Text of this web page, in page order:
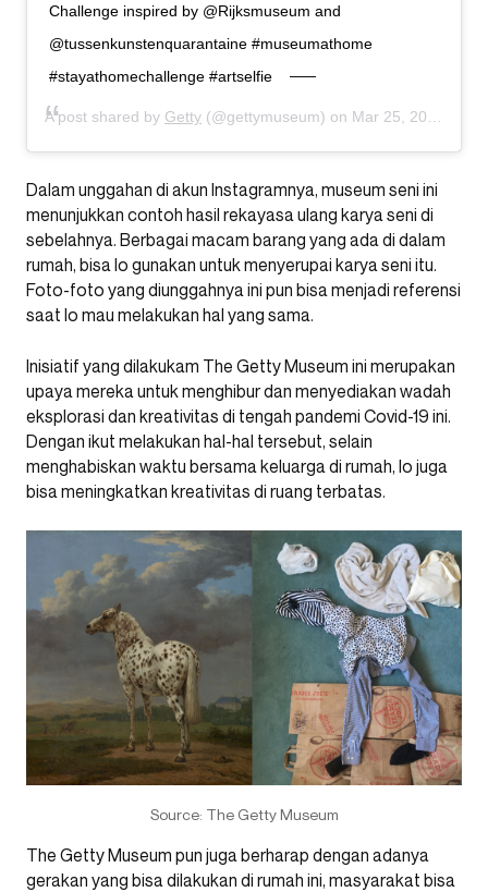
Challenge inspired by @Rijksmuseum and
@tussenkunstenquarantaine #museumathome
#stayathomechallenge #artselfie
A post shared by Getty (@gettymuseum) on Mar 25, 2020 at 9:26am PDT
Dalam unggahan di akun Instagramnya, museum seni ini
menunjukkan contoh hasil rekayasa ulang karya seni di
sebelahnya. Berbagai macam barang yang ada di dalam
rumah, bisa lo gunakan untuk menyerupai karya seni itu.
Foto-foto yang diunggahnya ini pun bisa menjadi referensi
saat lo mau melakukan hal yang sama.
Inisiatif yang dilakukam The Getty Museum ini merupakan
upaya mereka untuk menghibur dan menyediakan wadah
eksplorasi dan kreativitas di tengah pandemi Covid-19 ini.
Dengan ikut melakukan hal-hal tersebut, selain
menghabiskan waktu bersama keluarga di rumah, lo juga
bisa meningkatkan kreativitas di ruang terbatas.
Source: The Getty Museum
The Getty Museum pun juga berharap dengan adanya
gerakan yang bisa dilakukan di rumah ini, masyarakat bisa